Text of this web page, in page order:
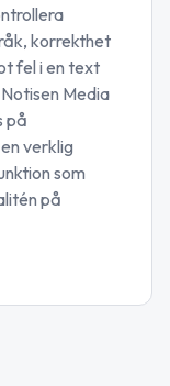
korrekthet
fel i en text
Media
på
verklig
som
på